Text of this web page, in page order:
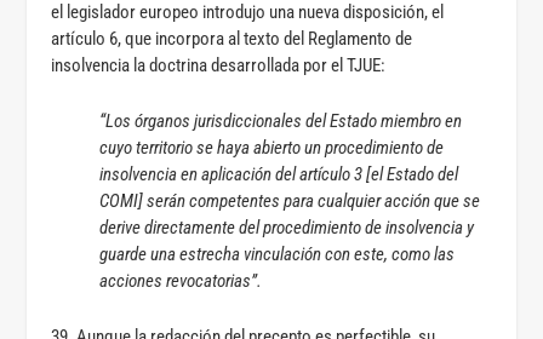
el legislador europeo introdujo una nueva disposición, el
artículo 6, que incorpora al texto del Reglamento de
insolvencia la doctrina desarrollada por el TJUE:
“Los órganos jurisdiccionales del Estado miembro en
cuyo territorio se haya abierto un procedimiento de
insolvencia en aplicación del artículo 3 [el Estado del
COMI] serán competentes para cualquier acción que se
derive directamente del procedimiento de insolvencia y
guarde una estrecha vinculación con este, como las
acciones revocatorias”.